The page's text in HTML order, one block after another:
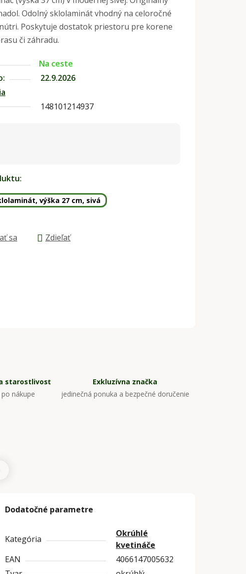
Odolný sklolaminát vhodný na celoročné
Poskytuje dostatok priestoru pre korene
či záhradu.
Na ceste
22.9.2026
148101214937
výška 27 cm, sivá
sa Zdieľať
starostlivosť
nákupe
Exkluzívna značka
jedinečná ponuka a bezpečné doručenie
Dodatočné parametre
Kategória
Okrúhlé
kvetináče
EAN
4066147005632